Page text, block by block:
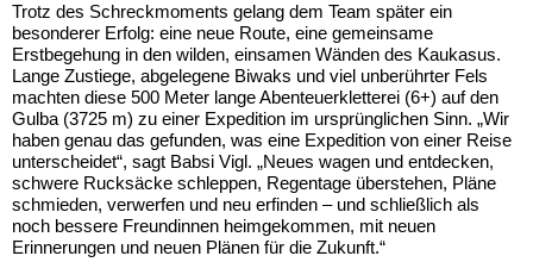
Trotz des Schreckmoments gelang dem Team später ein
besonderer Erfolg: eine neue Route, eine gemeinsame
Erstbegehung in den wilden, einsamen Wänden des Kaukasus.
Lange Zustiege, abgelegene Biwaks und viel unberührter Fels
machten diese 500 Meter lange Abenteuerkletterei (6+) auf den
Gulba (3725 m) zu einer Expedition im ursprünglichen Sinn. „Wir
haben genau das gefunden, was eine Expedition von einer Reise
unterscheidet“, sagt Babsi Vigl. „Neues wagen und entdecken,
schwere Rucksäcke schleppen, Regentage überstehen, Pläne
schmieden, verwerfen und neu erfinden – und schließlich als
noch bessere Freundinnen heimgekommen, mit neuen
Erinnerungen und neuen Plänen für die Zukunft.“